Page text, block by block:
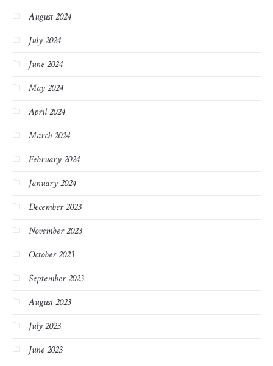
August 2024
July 2024
June 2024
May 2024
April 2024
March 2024
February 2024
January 2024
December 2023
November 2023
October 2023
September 2023
August 2023
July 2023
June 2023